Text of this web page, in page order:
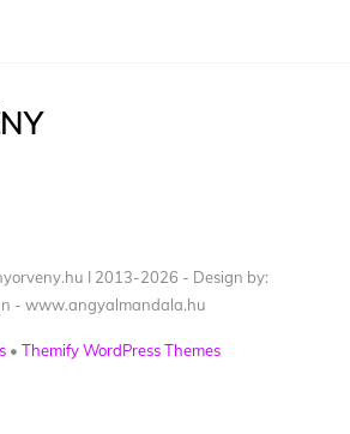
I 2013-2026 - Design by:
- www.angyalmandala.hu
•Themify WordPress Themes